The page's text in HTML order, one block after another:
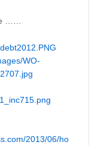
……
WO-
2013/06/ho